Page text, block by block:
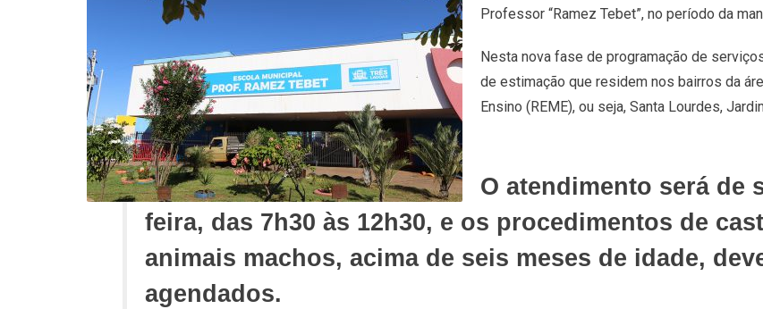
Professor “Ramez Tebet”, no período da
Nesta nova fase de programação de
de estimação que residem nos bairros da
Ensino (REME), ou seja, Santa Lourdes,
O atendimento será de
feira, das 7h30 às 12h30, e os procedimentos de
animais machos, acima de seis meses de idade,
agendados.